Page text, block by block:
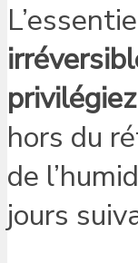
hors du
de
jours